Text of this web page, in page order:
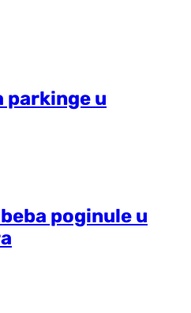
parkinge u
poginule u